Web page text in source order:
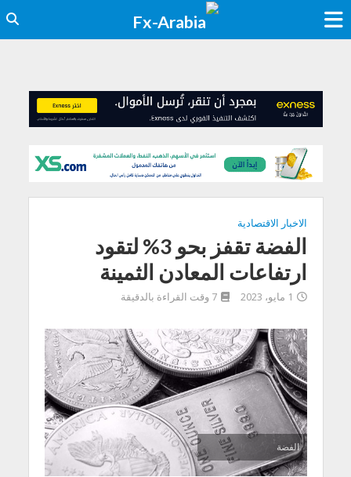
الاخبار الاقتصادية
الفضة تقفز بحو 3% لتقود
ارتفاعات المعادن الثمينة
1 مايو، 2023 7 وقت القراءة بالدقيقة
الفضة